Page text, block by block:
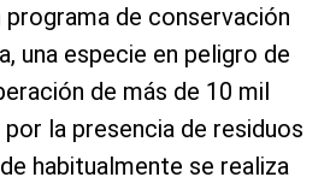
programa de conservación
una especie en peligro de
de más de 10 mil
la presencia de residuos
habitualmente se realiza